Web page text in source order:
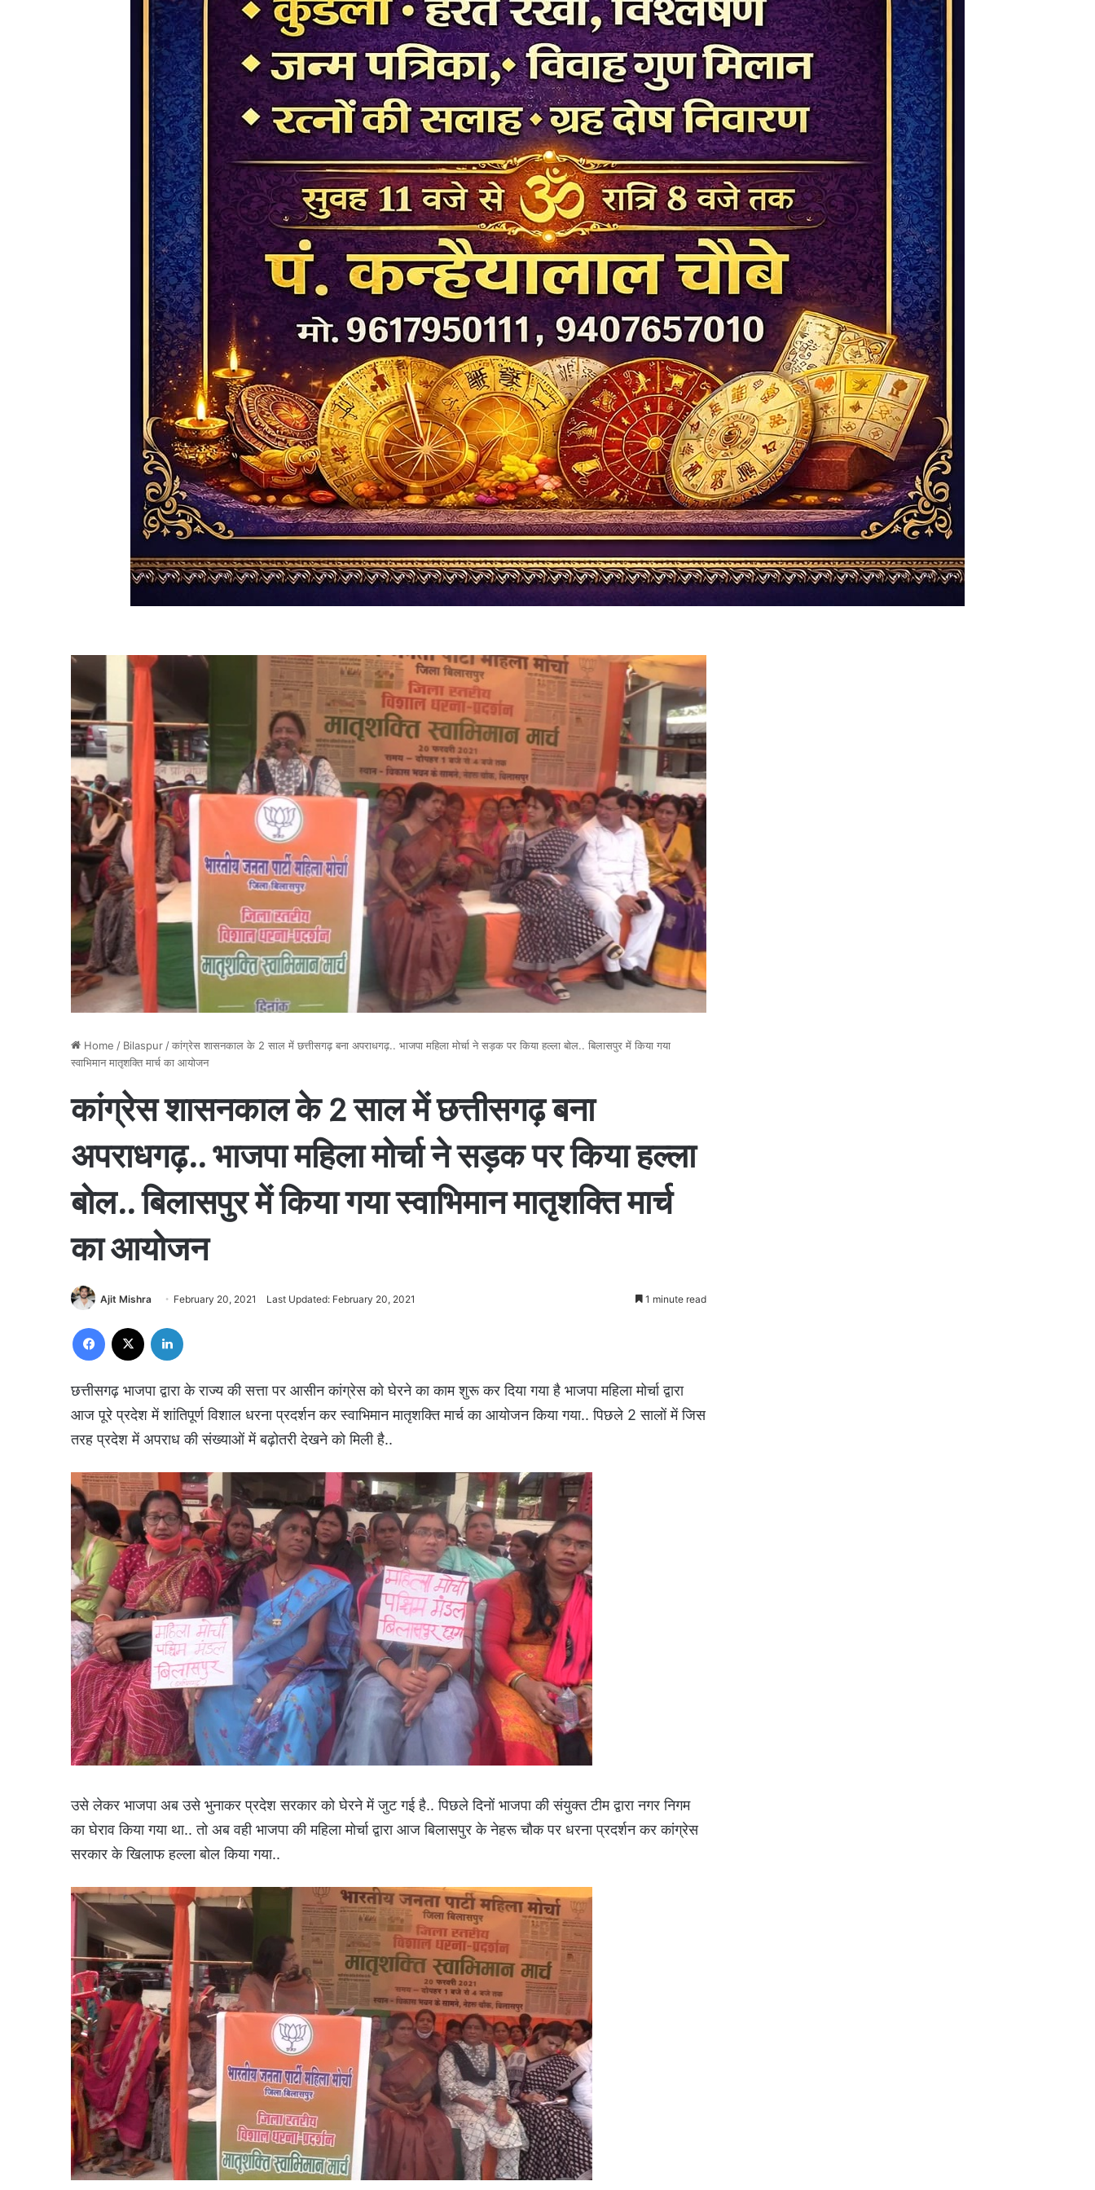
Home / Bilaspur /कांग्रेस शासनकाल के 2 साल में छत्तीसगढ़ बना अपराधगढ़.. भाजपा महिला मोर्चा ने सड़क पर किया हल्ला बोल.. बिलासपुर में किया गया
स्वाभिमान मातृशक्ति मार्च का आयोजन
कांग्रेस शासनकाल के 2 साल में छत्तीसगढ़ बना
अपराधगढ़.. भाजपा महिला मोर्चा ने सड़क पर किया हल्ला
बोल.. बिलासपुर में किया गया स्वाभिमान मातृशक्ति मार्च
का आयोजन
Ajit Mishra February 20, 2021 Last Updated: February 20, 2021 1 minute read
Facebook
छत्तीसगढ़ भाजपा द्वारा के राज्य की सत्ता पर आसीन कांग्रेस को घेरने का काम शुरू कर दिया गया है भाजपा महिला मोर्चा द्वारा
आज पूरे प्रदेश में शांतिपूर्ण विशाल धरना प्रदर्शन कर स्वाभिमान मातृशक्ति मार्च का आयोजन किया गया.. पिछले 2 सालों में जिस
तरह प्रदेश में अपराध की संख्याओं में बढ़ोतरी देखने को मिली है..
उसे लेकर भाजपा अब उसे भुनाकर प्रदेश सरकार को घेरने में जुट गई है.. पिछले दिनों भाजपा की संयुक्त टीम द्वारा नगर निगम
का घेराव किया गया था.. तो अब वही भाजपा की महिला मोर्चा द्वारा आज बिलासपुर के नेहरू चौक पर धरना प्रदर्शन कर कांग्रेस
सरकार के खिलाफ हल्ला बोल किया गया..